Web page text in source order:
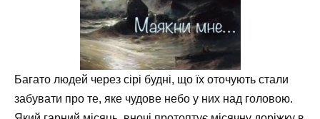
Багато людей через сірі будні, що їх оточують стали
забувати про те, яке чудове небо у них над головою.